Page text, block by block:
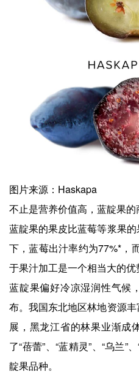
图片来源：Haskapa
不止是营养价值高，蓝靛果的
蓝靛果的果皮比蓝莓等浆果
下，蓝莓出汁率约为77%*，
于果汁加工是一个相当大的优
蓝靛果偏好冷凉湿润性气候
布。我国东北地区林地资源
展，黑龙江省的林果业渐成
了“蓓蕾”、“蓝精灵”、“乌兰”
靛果品种。